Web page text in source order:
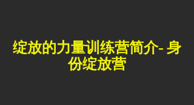
绽放的力量训练营简介- 身
份绽放营